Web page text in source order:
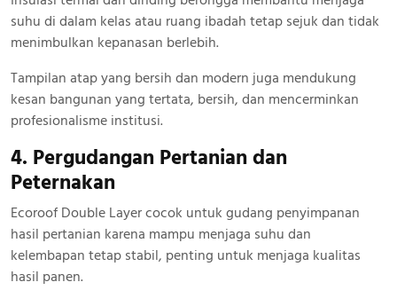
suhu di dalam kelas atau ruang ibadah tetap sejuk dan tidak
menimbulkan kepanasan berlebih.
Tampilan atap yang bersih dan modern juga mendukung
kesan bangunan yang tertata, bersih, dan mencerminkan
profesionalisme institusi.
4. Pergudangan Pertanian dan
Peternakan
Ecoroof Double Layer cocok untuk gudang penyimpanan
hasil pertanian karena mampu menjaga suhu dan
kelembapan tetap stabil, penting untuk menjaga kualitas
hasil panen.